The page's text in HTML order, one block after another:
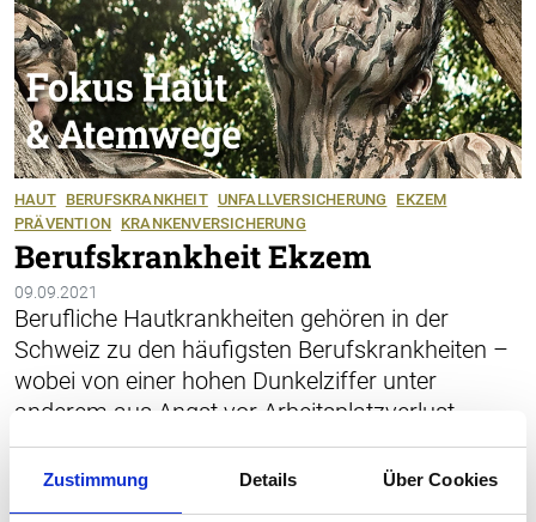
Zustimmung Details Über Cookies
HAUT BERUFSKRANKHEIT UNFALLVERSICHERUNG
EKZEM
PRÄVENTION KRANKENVERSICHERUNG
Berufskrankheit Ekzem
09.09.2021
Berufliche Hautkrankheiten gehören in der
Schweiz zu den häufigsten Berufskrankheiten –
wobei von einer hohen Dunkelziffer unter
anderem aus Angst vor Arbeitsplatzverlust
auszugehen ist. Das Präventionspotenzial wird
jedoch als hoch eingeschätzt. Ein Überblick über
Krankheitsbilder, Gefahren- und